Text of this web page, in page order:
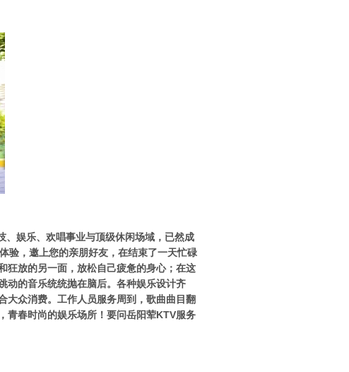
娱乐、欢唱事业与顶级休闲场域，已然成
验，邀上您的亲朋好友，在结束了一天忙碌
狂放的另一面，放松自己疲惫的身心；在这
动的音乐统统抛在脑后。各种娱乐设计齐
大众消费。工作人员服务周到，歌曲曲目翻
青春时尚的娱乐场所！要问岳阳荤KTV服务